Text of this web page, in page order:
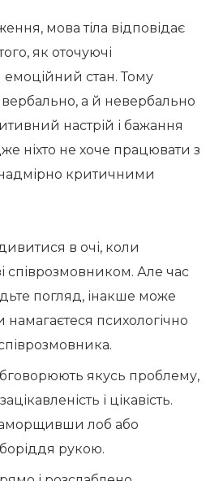
мова тіла відповідає
як оточуючі
емоційний стан. Тому
а й невербально
настрій і бажання
ніхто не хоче працювати з
критичними
в очі, коли
співрозмовником. Але час
погляд, інакше може
намагаєтеся психологічно
якусь проблему,
і цікавість.
лоб або
рукою.